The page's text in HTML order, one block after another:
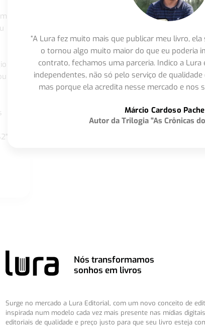
“A Lura fez muito mais que publicar meu livro,
o tornou algo muito maior do que eu poderia
contrato, fechamos uma parceria. Indico a
independentes, não só pelo serviço de
mas porque ela acredita nesse mercado e nos
Márcio Cardoso
Autor da Trilogia "As Crônicas
Nós transformamos
sonhos em livros
Surge no mercado a Lura Editorial, com um novo conceito de
inspirada num modelo cada vez mais presente nas mídias
editoriais de qualidade e preço justo para que seu livro esteja